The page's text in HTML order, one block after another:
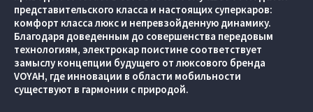
представительского класса и настоящих суперкаров:
комфорт класса люкс и непревзойденную динамику.
Благодаря доведенным до совершенства передовым
технологиям, электрокар поистине соответствует
замыслу концепции будущего от люксового бренда
VOYAH, где инновации в области мобильности
существуют в гармонии с природой.